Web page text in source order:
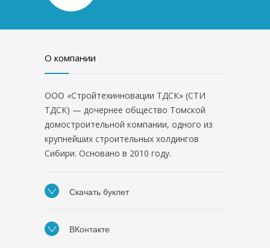
О компании
ООО «Стройтехинновации ТДСК» (СТИ
ТДСК) — дочернее общество Томской
домостроительной компании, одного из
крупнейших строительных холдингов
Сибири. Основано в 2010 году.
Скачать буклет
ВКонтакте